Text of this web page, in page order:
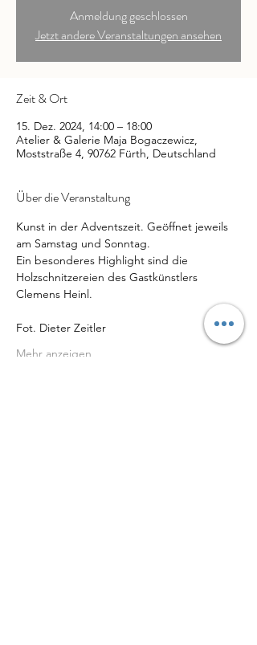
Anmeldung geschlossen
Jetzt andere Veranstaltungen ansehen
Zeit & Ort
15. Dez. 2024, 14:00 – 18:00
Atelier & Galerie Maja Bogaczewicz,
Moststraße 4, 90762 Fürth, Deutschland
Über die Veranstaltung
Kunst in der Adventszeit. Geöffnet jeweils
am Samstag und Sonntag.
Ein besonderes Highlight sind die
Holzschnitzereien des Gastkünstlers
Clemens Heinl.
Fot. Dieter Zeitler
Mehr anzeigen